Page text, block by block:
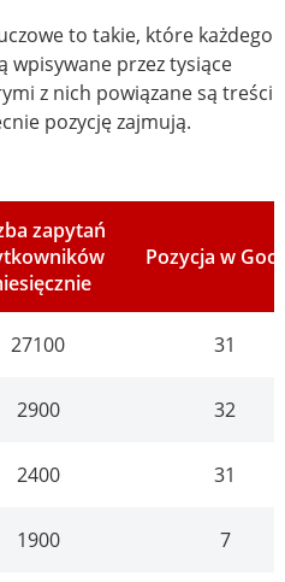
to takie, które każdego
wpisywane przez tysiące
z nich powiązane są treści
pozycję zajmują.
zapytań
Pozycja w
27100 31
2900 32
2400 31
1900 7